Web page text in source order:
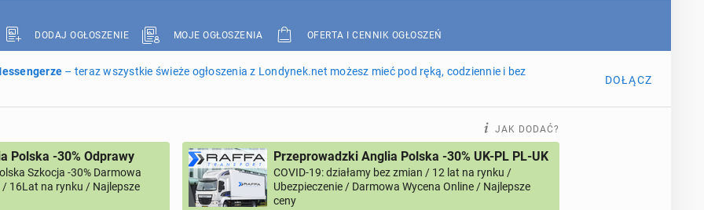
DODAJ OGŁOSZENIE MOJE OGŁOSZENIA OFERTA I CENNIK OGŁOSZEŃ
– teraz wszystkie świeże ogłoszenia z Londynek.net możesz mieć pod ręką, codziennie i bez
DOŁĄCZ
JAK DODAĆ?
Polska -30% Odprawy
Szkocja -30% Darmowa
16Lat na rynku / Najlepsze
Przeprowadzki Anglia Polska -30% UK-PL PL-UK
COVID-19: działamy bez zmian / 12 lat na rynku /
Ubezpieczenie / Darmowa Wycena Online / Najlepsze
ceny